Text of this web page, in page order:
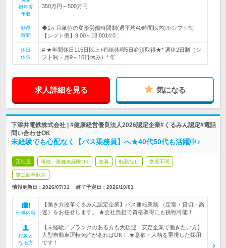
初年度
年収
350万円～500万円
勤務
時間
◆1ヶ月単位の変形労働時間制(週平均40時間以内)※シフト制
【シフト例】9:00～18:0014:0…
休日
休暇
# ★年間休日115日以上+有給休暇5日必須取得★* 週休2日制（シ
フト制・月9～10日休み）* 年…
求人詳細を見る 気になる
下津井電鉄株式会社 | #健康経営優良法人2026認定企業#くるみん認定#電話
問い合わせOK
未経験でも心配なく【バス乗務員】へ★40代50代も活躍中♪
正社員 職種・業種未経験OK 急募 転勤なし 学歴不問
第二新卒歓迎
情報更新日：2026/07/31 終了予定日： 2026/10/01
仕事内容
【働き方改革くるみん認定企業】バス運転業務 （定期・貸切・高
速）をお任せします。 ★会社負担で資格取得にも挑戦可能！
対象と
なる方
【未経験／ブランクのある方も大歓迎！安定企業で働きたい方】
大型自動車運転免許があればOK！ ★意欲・人柄を重視した採用
です！